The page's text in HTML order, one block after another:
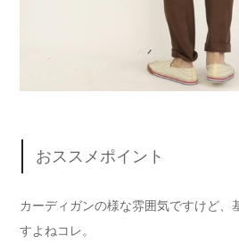
おススメポイント
カーディガンの様な雰囲気ですけど、
すよねコレ。